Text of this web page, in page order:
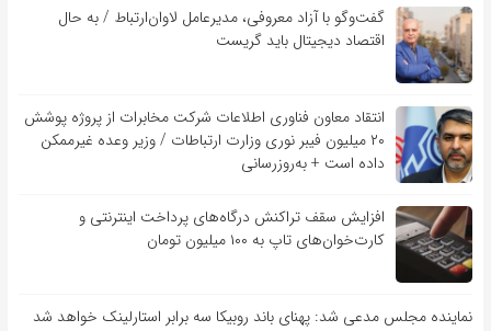
گفت‌و‌گو با آزاد معروفی، مدیرعامل لاوان‌ارتباط / به حال
اقتصاد دیجیتال باید گریست
انتقاد معاون فناوری اطلاعات شرکت مخابرات از پروژه پوشش
۲۰ میلیون فیبر نوری وزارت ارتباطات / وزیر وعده غیرممکن
داده است + به‌روزرسانی
افزایش سقف تراکنش درگاه‌های پرداخت اینترنتی و
کارت‌خوان‌های تاپ به ۱۰۰ میلیون تومان
نماینده مجلس مدعی شد: پهنای باند روبیکا سه برابر استارلینک خواهد شد